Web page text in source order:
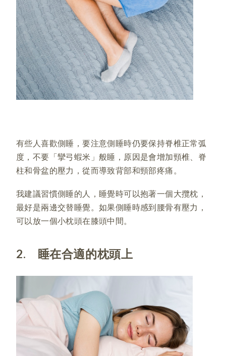
有些人喜歡側睡，要注意側睡時仍要保持脊椎正常弧
度，不要「攣弓蝦米」般睡，原因是會增加頸椎、脊
柱和骨盆的壓力，從而導致背部和頸部疼痛。
我建議習慣側睡的人，睡覺時可以抱著一個大攬枕，
最好是兩邊交替睡覺。如果側睡時感到腰骨有壓力，
可以放一個小枕頭在膝頭中間。
2. 睡在合適的枕頭上